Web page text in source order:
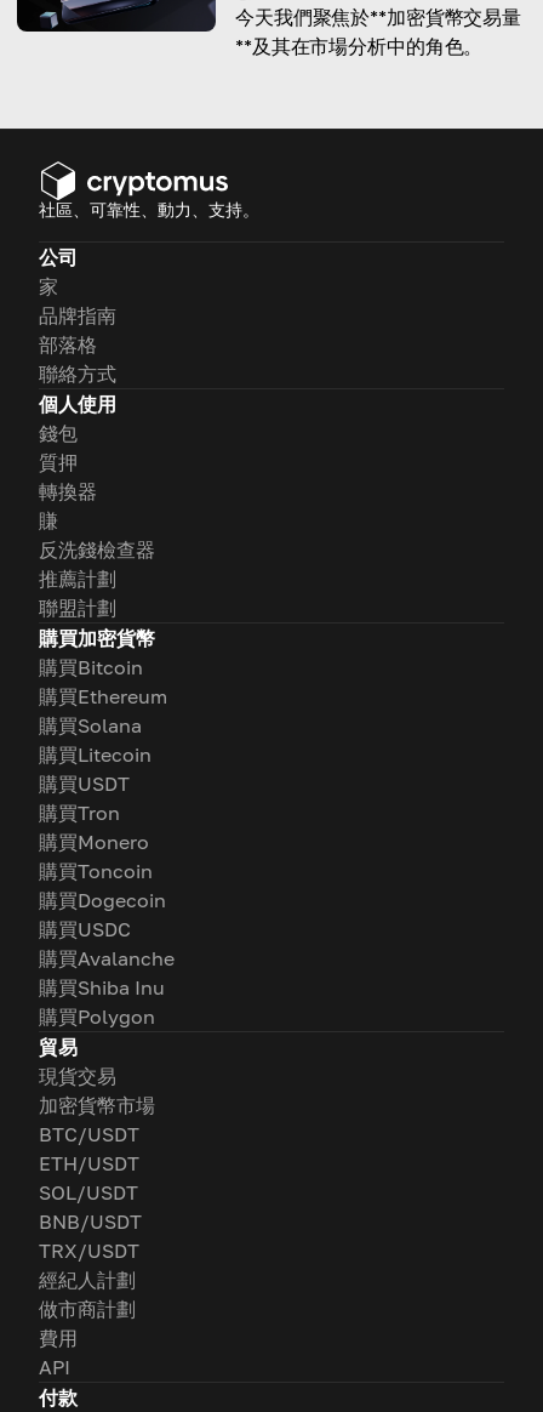
今天我們聚焦於**加密貨幣交易量
**及其在市場分析中的角色。
社區、可靠性、動力、支持。
公司
家
品牌指南
部落格
聯絡方式
個人使用
錢包
質押
轉換器
賺
反洗錢檢查器
推薦計劃
聯盟計劃
購買加密貨幣
購買Bitcoin
購買Ethereum
購買Solana
購買Litecoin
購買USDT
購買Tron
購買Monero
購買Toncoin
購買Dogecoin
購買USDC
購買Avalanche
購買Shiba Inu
購買Polygon
貿易
現貨交易
加密貨幣市場
BTC/USDT
ETH/USDT
SOL/USDT
BNB/USDT
TRX/USDT
經紀人計劃
做市商計劃
費用
API
付款